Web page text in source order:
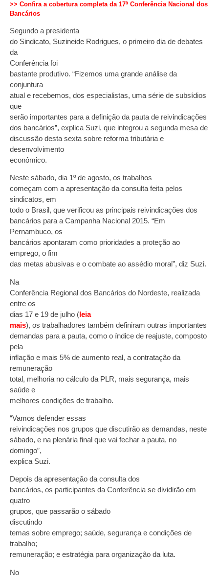
>> Confira a cobertura completa da 17ª Conferência Nacional dos
Bancários
Segundo a presidenta
do Sindicato, Suzineide Rodrigues, o primeiro dia de debates
da
Conferência foi
bastante produtivo. “Fizemos uma grande análise da
conjuntura
atual e recebemos, dos especialistas, uma série de subsídios
que
serão importantes para a definição da pauta de reivindicações
dos bancários”, explica Suzi, que integrou a segunda mesa de
discussão desta sexta sobre reforma tributária e
desenvolvimento
econômico.
Neste sábado, dia 1º de agosto, os trabalhos
começam com a apresentação da consulta feita pelos
sindicatos, em
todo o Brasil, que verificou as principais reivindicações dos
bancários para a Campanha Nacional 2015. “Em
Pernambuco, os
bancários apontaram como prioridades a proteção ao
emprego, o fim
das metas abusivas e o combate ao assédio moral”, diz Suzi.
Na
Conferência Regional dos Bancários do Nordeste, realizada
entre os
dias 17 e 19 de julho (leia
mais), os trabalhadores também definiram outras importantes
demandas para a pauta, como o índice de reajuste, composto
pela
inflação e mais 5% de aumento real, a contratação da
remuneração
total, melhoria no cálculo da PLR, mais segurança, mais
saúde e
melhores condições de trabalho.
“Vamos defender essas
reivindicações nos grupos que discutirão as demandas, neste
sábado, e na plenária final que vai fechar a pauta, no
domingo”,
explica Suzi.
Depois da apresentação da consulta dos
bancários, os participantes da Conferência se dividirão em
quatro
grupos, que passarão o sábado
discutindo
temas sobre emprego; saúde, segurança e condições de
trabalho;
remuneração; e estratégia para organização da luta.
No